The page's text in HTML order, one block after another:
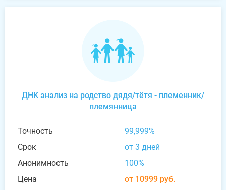
ДНК анализ на родство дядя/тётя - племенник/
племянница
Точность
99,999%
Срок
от 3 дней
Анонимность
100%
Цена
от 10999 руб.